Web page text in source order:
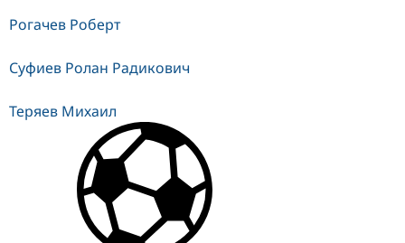
Рогачев Роберт
Суфиев Ролан Радикович
Теряев Михаил